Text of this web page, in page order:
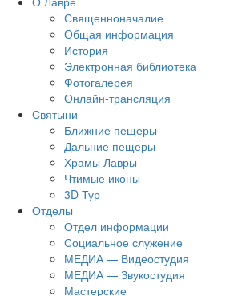
Священноначалие
Общая информация
История
Электронная библиотека
Фотогалерея
Онлайн-трансляция
Святыни
Ближние пещеры
Дальние пещеры
Храмы Лавры
Чтимые иконы
3D Тур
Отделы
Отдел информации
Социальное служение
МЕДИА — Видеостудия
МЕДИА — Звукостудия
Мастерские